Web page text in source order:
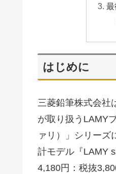
最
はじめに
三菱鉛筆株式会社
が取り扱うLAMY
ァリ）」シリーズ
計モデル『LAMY
4,180円：税抜